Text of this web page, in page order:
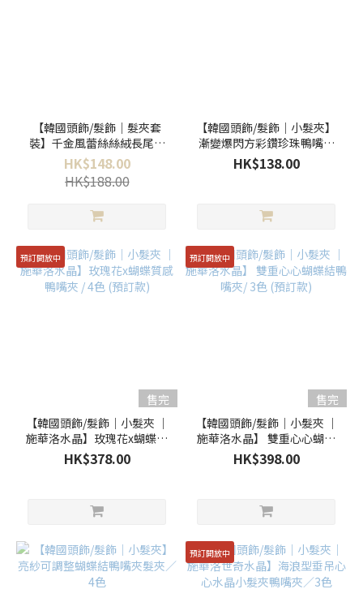
【韓國頭飾/髮飾｜髮夾套
裝】千金風蕾絲絲絨長尾蝴
蝶結對夾 ／三色
HK$148.00
HK$188.00
【韓國頭飾/髮飾｜小髮夾】
漸變爆閃方彩鑽珍珠鴨嘴夾
／三色
HK$138.00
預訂開放中
售完
【韓國頭飾/髮飾｜小髮夾 ｜
施華洛水晶】玫瑰花x蝴蝶質
感鴨嘴夾 / 4色 (預訂款)
HK$378.00
預訂開放中
售完
【韓國頭飾/髮飾｜小髮夾 ｜
施華洛水晶】 雙重心心蝴蝶
結鴨嘴夾/ 3色 (預訂款)
HK$398.00
預訂開放中